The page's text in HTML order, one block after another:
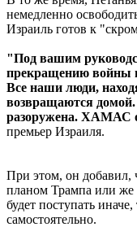
немедленно
Израиль готов к
"Под вашим
прекращению войны
Все наши люди,
возвращаются
разоружена. ХАМАС
премьер Израиля.
При этом, он добавил,
планом Трампа или же
будет поступать
самостоятельно.